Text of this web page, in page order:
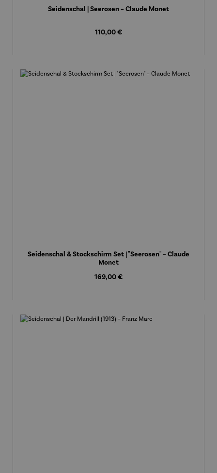
Seidenschal | Seerosen – Claude Monet
Regulärer Preis:
110,00 €
Seidenschal & Stockschirm Set | "Seerosen" – Claude
Monet
Regulärer Preis:
169,00 €